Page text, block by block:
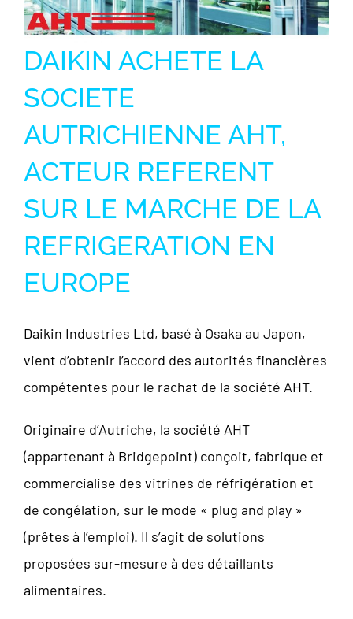
DAIKIN ACHETE LA
SOCIETE
AUTRICHIENNE AHT,
ACTEUR REFERENT
SUR LE MARCHE DE LA
REFRIGERATION EN
EUROPE
Daikin Industries Ltd, basé à Osaka au Japon,
vient d’obtenir l’accord des autorités financières
compétentes pour le rachat de la société AHT.
Originaire d’Autriche, la société AHT
(appartenant à Bridgepoint) conçoit, fabrique et
commercialise des vitrines de réfrigération et
de congélation, sur le mode « plug and play »
(prêtes à l’emploi). Il s’agit de solutions
proposées sur-mesure à des détaillants
alimentaires.